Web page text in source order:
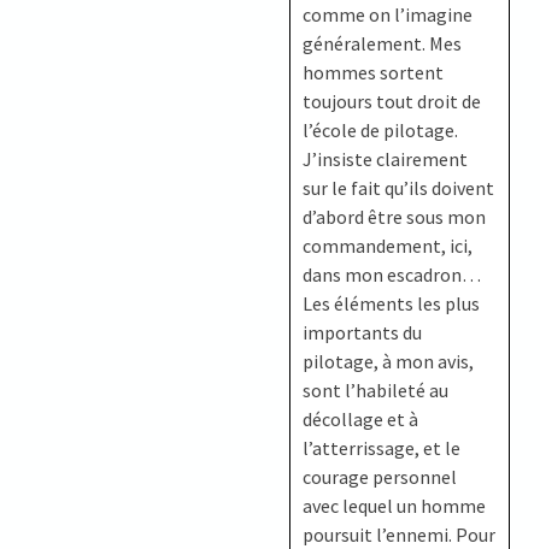
comme on l’imagine
généralement. Mes
hommes sortent
toujours tout droit de
l’école de pilotage.
J’insiste clairement
sur le fait qu’ils doivent
d’abord être sous mon
commandement, ici,
dans mon escadron…
Les éléments les plus
importants du
pilotage, à mon avis,
sont l’habileté au
décollage et à
l’atterrissage, et le
courage personnel
avec lequel un homme
poursuit l’ennemi. Pour